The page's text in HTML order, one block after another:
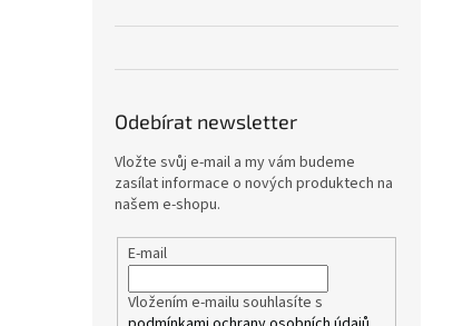
Odebírat newsletter
Vložte svůj e-mail a my vám budeme
zasílat informace o nových produktech na
našem e-shopu.
E-mail
Vložením e-mailu souhlasíte s